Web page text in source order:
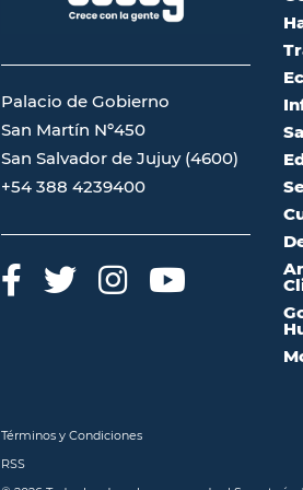
Palacio de Gobierno
San Martín Nº450
San Salvador de Jujuy (4600)
+54 388 4239400
Términos y Condiciones
RSS